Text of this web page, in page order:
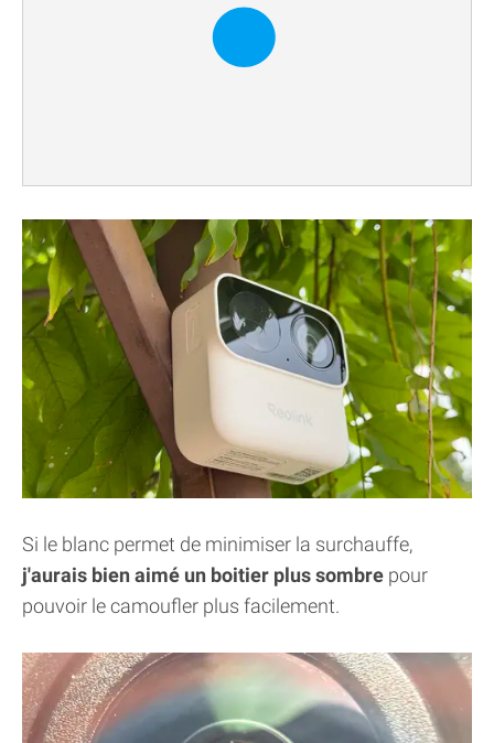
Si le blanc permet de minimiser la surchauffe,
j'aurais bien aimé un boitier plus sombre pour
pouvoir le camoufler plus facilement.